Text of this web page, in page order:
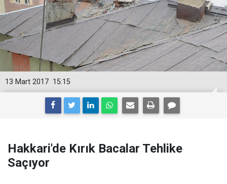
15:15
13 Mart 2017
Hakkari'de Kırık Bacalar Tehlike
Saçıyor